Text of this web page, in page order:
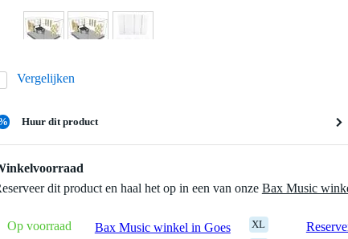
Vergelijken
Huur dit product
dit product en haal het op in een van onze Bax Music
Op voorraad Bax Music winkel in Goes XL